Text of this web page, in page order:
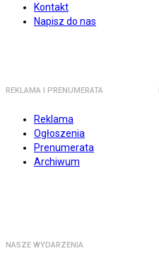
Kontakt
Napisz do nas
REKLAMA I PRENUMERATA
Reklama
Ogłoszenia
Prenumerata
Archiwum
NASZE WYDARZENIA